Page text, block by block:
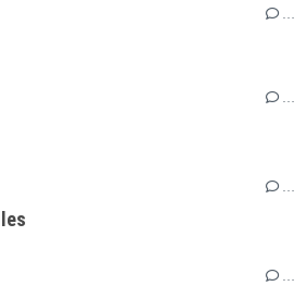
…
…
…